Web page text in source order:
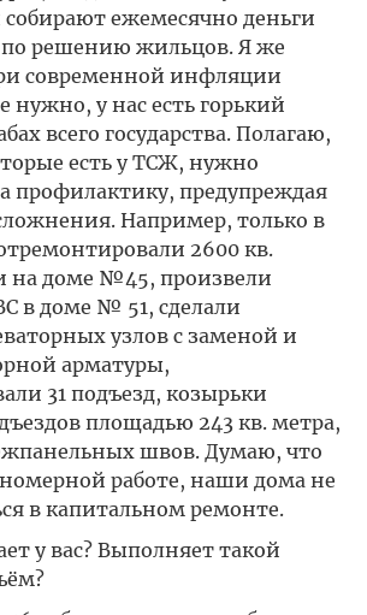
ежемесячно деньги
решению жильцов. Я же
современной инфляции
нужно, у нас есть горький
всего государства. Полагаю,
есть у ТСЖ, нужно
профилактику, предупреждая
Например, только в
2600 кв.
на доме №45, произвели
в доме № 51, сделали
узлов с заменой и
арматуры,
31 подъезд, козырьки
площадью 243 кв. метра,
швов. Думаю, что
работе, наши дома не
в капитальном ремонте.
у вас? Выполняет такой